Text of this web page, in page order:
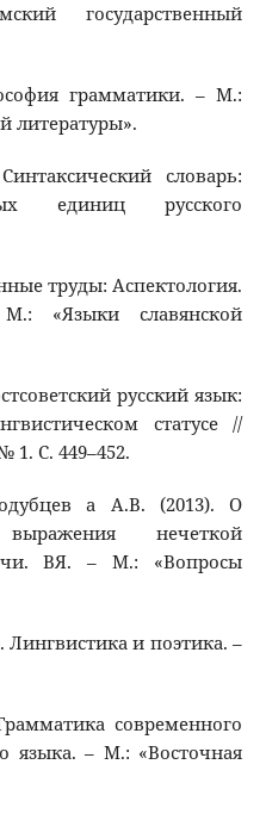
государственный
грамматики. – М.:
литературы».
словарь:
единиц русского
труды: Аспектология.
«Языки славянской
русский язык:
статусе //
1. С. 449–452.
а А.В. (2013). О
нечеткой
ВЯ. – М.: «Вопросы
и поэтика. –
современного
языка. – М.: «Восточная